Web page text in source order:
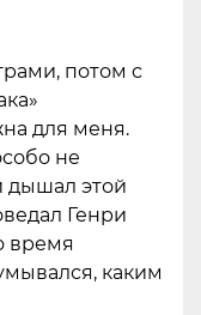
потом с
для меня.
не
дышал этой
Генри
время
каким